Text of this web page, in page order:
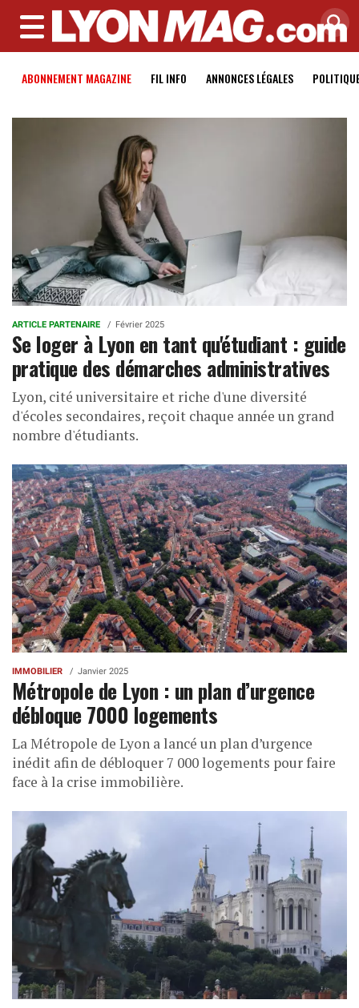
MENU
ABONNEMENT MAGAZINE FIL INFO ANNONCES LÉGALES
ARTICLE PARTENAIRE Février 2025
Se loger à Lyon en tant qu'étudiant : guide
pratique des démarches administratives
Lyon, cité universitaire et riche d'une diversité
d'écoles secondaires, reçoit chaque année un grand
nombre d'étudiants.
IMMOBILIER Janvier 2025
Métropole de Lyon : un plan d’urgence
débloque 7000 logements
La Métropole de Lyon a lancé un plan d’urgence
inédit afin de débloquer 7 000 logements pour faire
face à la crise immobilière.